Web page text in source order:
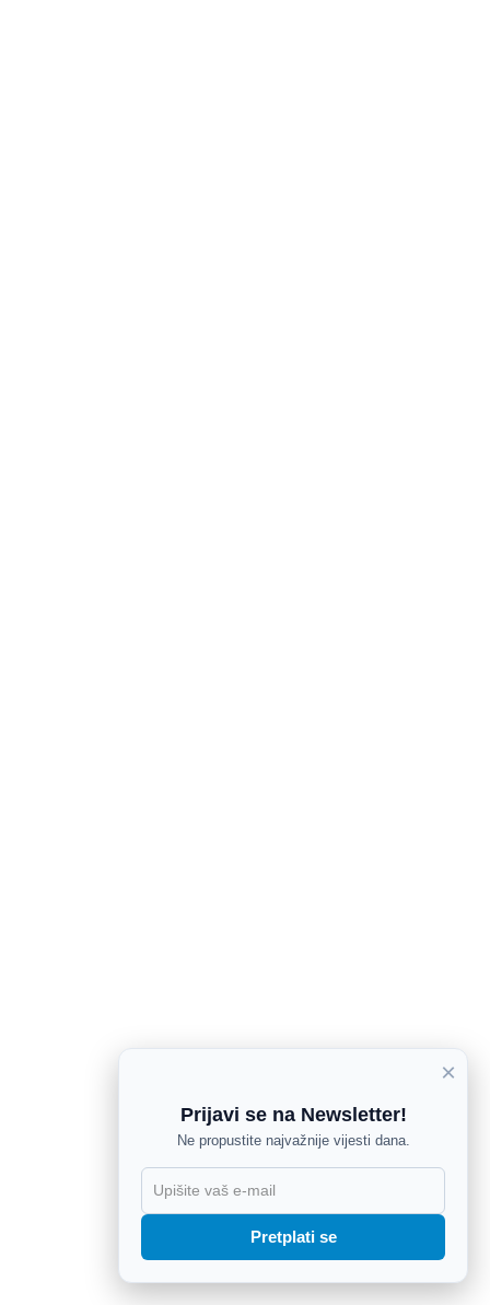
×
Prijavi se na Newsletter!
Ne propustite najvažnije vijesti dana.
Pretplati se